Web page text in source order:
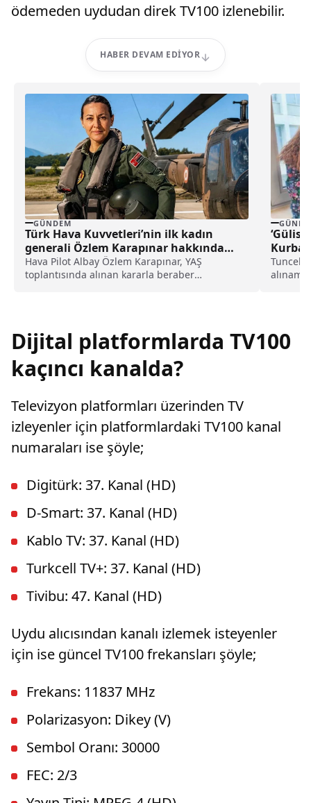
ödemeden uydudan direk TV100 izlenebilir.
HABER DEVAM EDIYOR
GÜNDEM
Türk Hava Kuvvetleri’nin ilk kadın
generali Özlem Karapınar hakkında
dikkat çeken detay ortaya çıktı
Hava Pilot Albay Özlem Karapınar, YAŞ
toplantısında alınan kararla beraber
Dijital platformlarda TV100
kaçıncı kanalda?
Televizyon platformları üzerinden TV
izleyenler için platformlardaki TV100 kanal
numaraları ise şöyle;
Digitürk: 37. Kanal (HD)
D-Smart: 37. Kanal (HD)
Kablo TV: 37. Kanal (HD)
Turkcell TV+: 37. Kanal (HD)
Tivibu: 47. Kanal (HD)
Uydu alıcısından kanalı izlemek isteyenler
için ise güncel TV100 frekansları şöyle;
Frekans: 11837 MHz
Polarizasyon: Dikey (V)
Sembol Oranı: 30000
FEC: 2/3